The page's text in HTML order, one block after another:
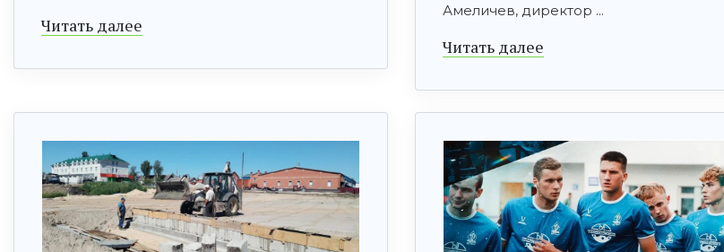
Читать далее
Амеличев, директор ...
Читать далее